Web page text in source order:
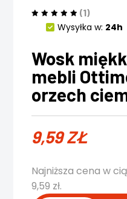
(1)
Wysyłka w: 24h
Wosk
mebli
orzech
9,59ZŁ
Najniższa cena w
9,59 zł.